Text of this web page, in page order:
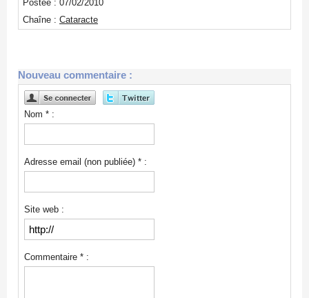
Postée : 07/02/2010
Chaîne : Cataracte
Nouveau commentaire :
Nom * :
Adresse email (non publiée) * :
Site web :
Commentaire * :